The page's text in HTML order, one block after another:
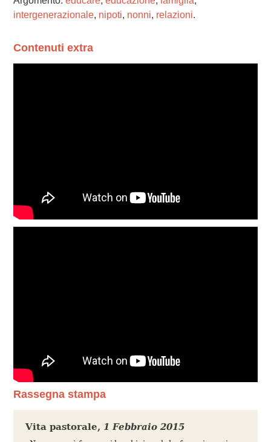
intergenerazionale, nipoti, nonni, relazioni.
Contenuti extra
Rassegna stampa
Vita pastorale, 1 Febbraio 2015